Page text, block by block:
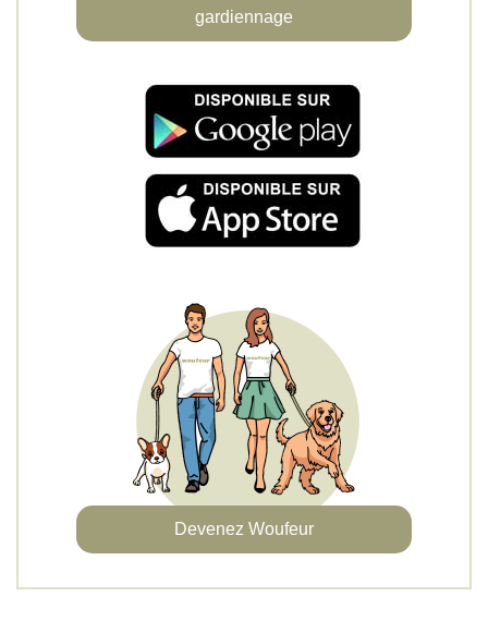
gardiennage
Devenez Woufeur